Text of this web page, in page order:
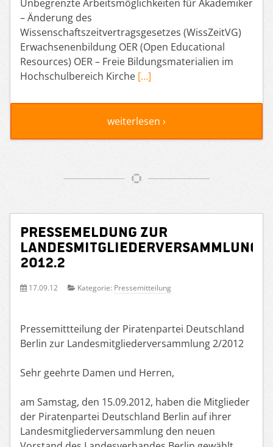
Unbegrenzte Arbeitsmöglichkeiten für Akademiker
– Änderung des
Wissenschaftszeitvertragsgesetzes (WissZeitVG)
Erwachsenenbildung OER (Open Educational
Resources) OER – Freie Bildungsmaterialien im
Hochschulbereich Kirche […]
weiterlesen ›
Pressemeldung zur
Landesmitgliederversammlung
2012.2
17.09.12 Kategorie: Pressemitteilung
Pressemittteilung der Piratenpartei Deutschland
Berlin zur Landesmitgliederversammlung 2/2012
Sehr geehrte Damen und Herren,
am Samstag, den 15.09.2012, haben die Mitglieder
der Piratenpartei Deutschland Berlin auf ihrer
Landesmitgliederversammlung den neuen